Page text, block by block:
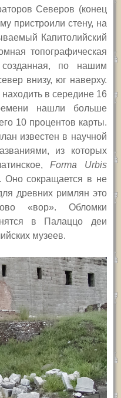
Северов (конец
пристроили стену, на
Капитолийский
топографическая
по нашим
внизу, юг наверху.
в середине 16
нашли больше
10 процентов карты.
известен в научной
из которых
Forma Urbis
Оно сокращается в не
древних римлян это
«вор». Обломки
в Палаццо деи
музеев.